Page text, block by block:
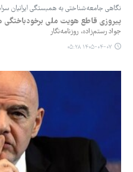
نگاهی جامعه‌شناختی به همبستگی ایرانیان
پیروزی قاطع ‌هویت ملی برخودباختگی
جواد رستم‌زاده، روزنامه‌نگار
۱۴۰۵-۰۴-۰۷ ۰۵:۲۸